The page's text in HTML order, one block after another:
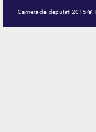
Camera dei deputati 2015 ©